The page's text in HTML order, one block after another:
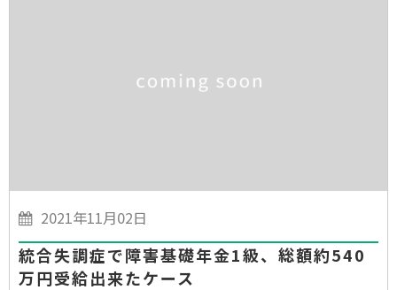
2021年11月02日
統合失調症で障害基礎年金1級、総額約540
万円受給出来たケース